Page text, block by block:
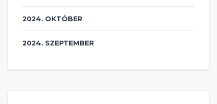
2024. OKTÓBER
2024. SZEPTEMBER